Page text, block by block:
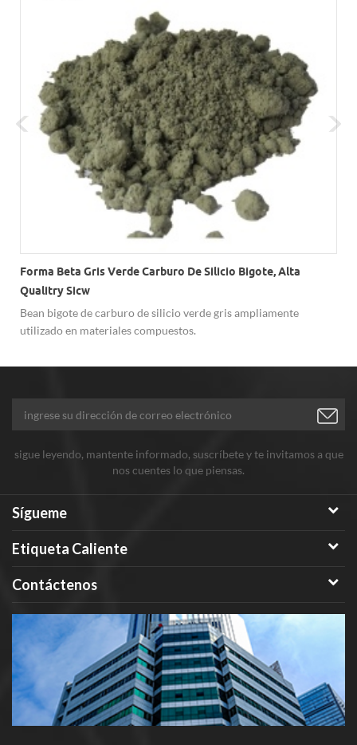
Forma Beta Gris Verde Carburo De Silicio Bigote, Alta
Qualitry Sicw
Bean bigote de carburo de silicio verde gris ampliamente
utilizado en materiales compuestos.
sigue leyendo, mantente informado, suscríbete y te invitamos a que
nos cuentes lo que piensas.
Sígueme
Etiqueta Caliente
Contáctenos